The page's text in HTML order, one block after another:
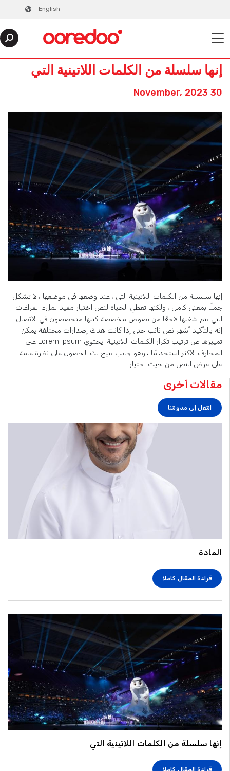
English
إنها سلسلة من الكلمات اللاتينية التي
30 November, 2023
إنها سلسلة من الكلمات اللاتينية التي ، عند وضعها في موضعها ، لا تشكل
جملًا بمعنى كامل ، ولكنها تعطي الحياة لنص اختبار مفيد لملء الفراغات
التي يتم شغلها لاحقًا من نصوص مخصصة كتبها متخصصون في الاتصال.
إنه بالتأكيد أشهر نص نائب حتى إذا كانت هناك إصدارات مختلفة يمكن
تمييزها عن ترتيب تكرار الكلمات اللاتينية. يحتوي Lorem ipsum على
المحارف الأكثر استخدامًا ، وهو جانب يتيح لك الحصول على نظرة عامة
على عرض النص من حيث اختيار
مقالات أخرى
انتقل إلى مدونتنا
المادة
قراءة المقال كاملا
إنها سلسلة من الكلمات اللاتينية التي